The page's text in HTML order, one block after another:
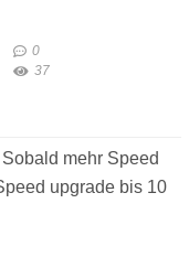
0
37
mehr Speed
upgrade bis 10